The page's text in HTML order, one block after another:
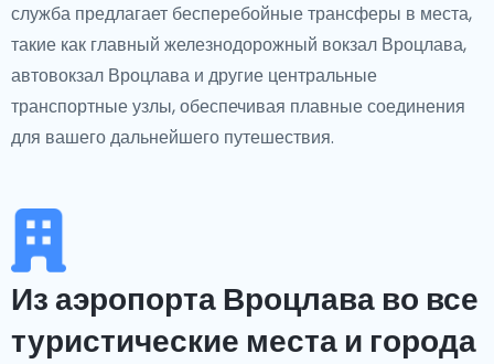
служба предлагает бесперебойные трансферы в места,
такие как главный железнодорожный вокзал Вроцлава,
автовокзал Вроцлава и другие центральные
транспортные узлы, обеспечивая плавные соединения
для вашего дальнейшего путешествия.
Из аэропорта Вроцлава во все
туристические места и города